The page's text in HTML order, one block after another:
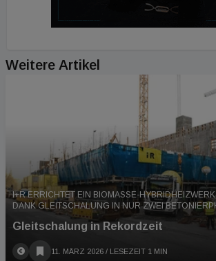
Weitere Artikel
I+R ERRICHTET EIN BIOMASSE-
DANK GLEITSCHALUNG IN NUR ZWEI
Gleitschalung in Rekordzeit
11. MÄRZ 2026 / LESEZEIT 1 MIN